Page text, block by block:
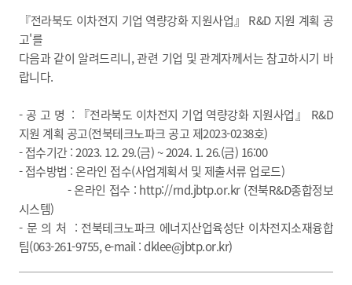
『전라북도 이차전지 기업 역량강화 지원사업』 R&D 지원 계획 공
고'를
다음과 같이 알려드리니, 관련 기업 및 관계자께서는 참고하시기 바
랍니다.
- 공 고 명 : 『전라북도 이차전지 기업 역량강화 지원사업』 R&D
지원 계획 공고(전북테크노파크 공고 제2023-0238호)
- 접수기간 : 2023. 12. 29.(금) ~ 2024. 1. 26.(금) 16:00
- 접수방법 : 온라인 접수(사업계획서 및 제출서류 업로드)
- 온라인 접수 : http://rnd.jbtp.or.kr(전북R&D종합정보
시스템)
- 문 의 처 : 전북테크노파크 에너지산업육성단 이차전지소재융합
팀(063-261-9755, e-mail : dklee@jbtp.or.kr)